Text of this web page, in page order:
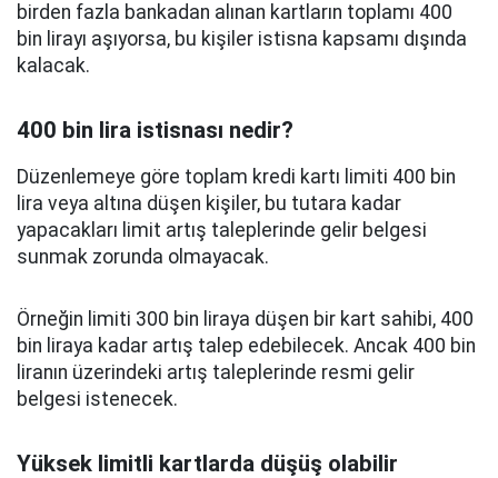
birden fazla bankadan alınan kartların toplamı 400
bin lirayı aşıyorsa, bu kişiler istisna kapsamı dışında
kalacak.
400 bin lira istisnası nedir?
Düzenlemeye göre toplam kredi kartı limiti 400 bin
lira veya altına düşen kişiler, bu tutara kadar
yapacakları limit artış taleplerinde gelir belgesi
sunmak zorunda olmayacak.
Örneğin limiti 300 bin liraya düşen bir kart sahibi, 400
bin liraya kadar artış talep edebilecek. Ancak 400 bin
liranın üzerindeki artış taleplerinde resmi gelir
belgesi istenecek.
Yüksek limitli kartlarda düşüş olabilir